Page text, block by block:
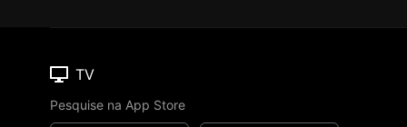
TV
Pesquise na App Store